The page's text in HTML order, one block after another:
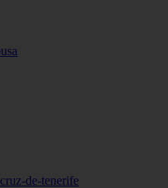
de-tenerife